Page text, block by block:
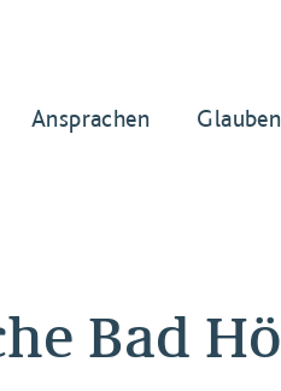
Ansprachen
Bad